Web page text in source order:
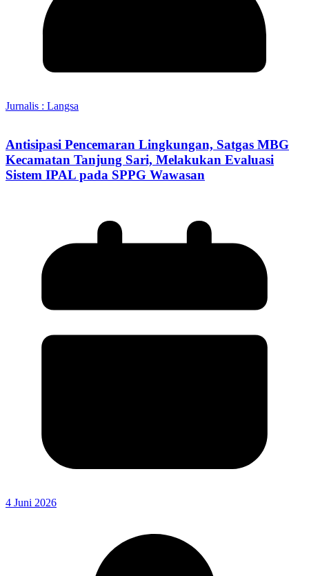
Jurnalis : Langsa
Antisipasi Pencemaran Lingkungan, Satgas MBG
Kecamatan Tanjung Sari, Melakukan Evaluasi
Sistem IPAL pada SPPG Wawasan
4 Juni 2026